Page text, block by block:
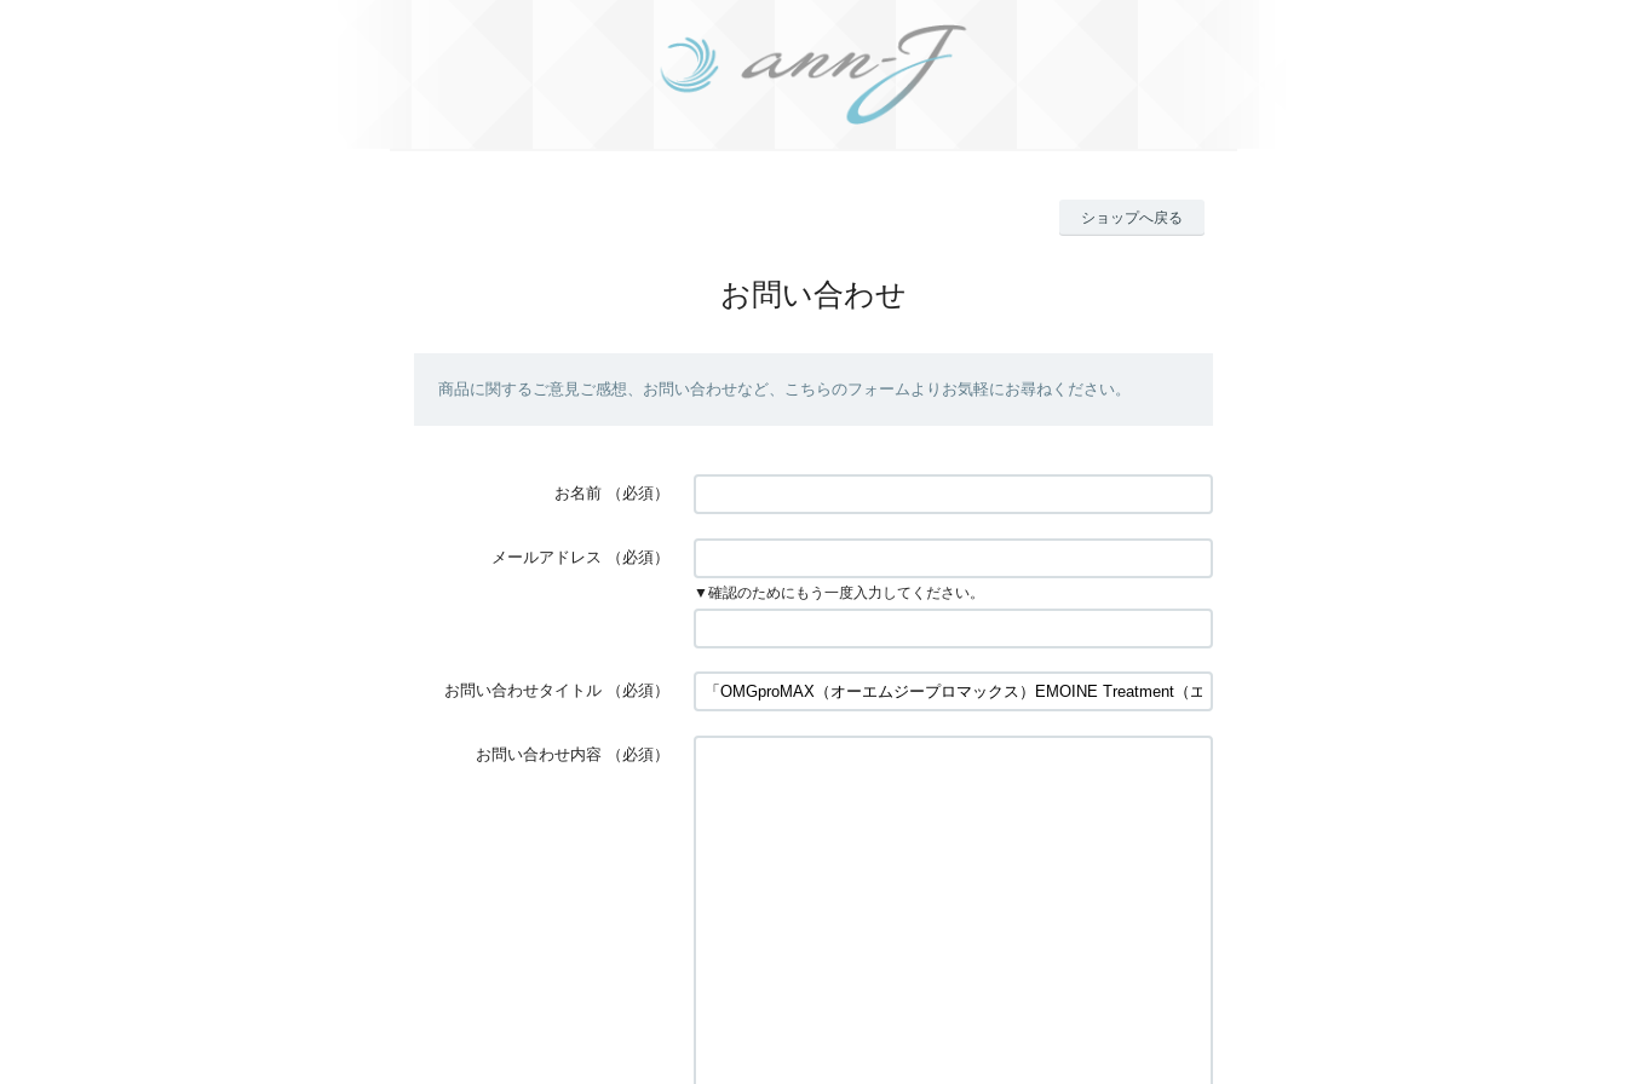
ショップへ戻る
お問い合わせ
商品に関するご意見ご感想、お問い合わせなど、こちらのフォームよりお気軽にお尋ねください。
お名前 （必須）
メールアドレス （必須）
▼確認のためにもう一度入力してください。
お問い合わせタイトル （必須）
お問い合わせ内容 （必須）